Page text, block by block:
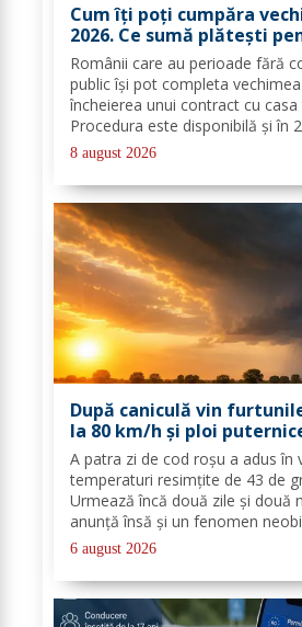
Cum îți poți cumpăra
2026. Ce sumă plătești
documente trebuie
Românii care au perioade fără
public își pot completa
încheierea unui contract cu
Procedura este disponibilă și în
folosită doar în condițiile
depinde de salariul minim brut...
8 august 2026
După caniculă vin
la 80 km/h și ploi
zone
A patra zi de cod roşu a adus în
temperaturi resimţite de 43 de
Urmează încă două zile şi două
anunţă însă şi un fenomen
alerte extreme vor fi în vigoare
parte din ţară: un cod de caniculă
6 august 2026